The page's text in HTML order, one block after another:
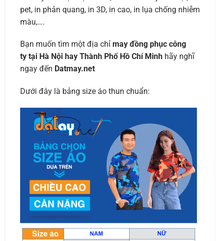
pet, in phản quang, in 3D, in cao, in lụa chống nhiễm
màu,….
Bạn muốn tìm một địa chỉ may đồng phục công
ty tại Hà Nội hay Thành Phố Hồ Chí Minhhãy nghĩ
ngay đến Datmay.net
Dưới đây là bảng size áo thun chuẩn: